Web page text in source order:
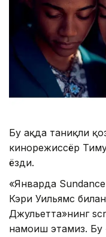
Бу ҳақда таниқли
кинорежиссёр
ёзди.
«Январда
Кэри Уильямс
Джульетта»нинг
намоиш этамиз. Бу